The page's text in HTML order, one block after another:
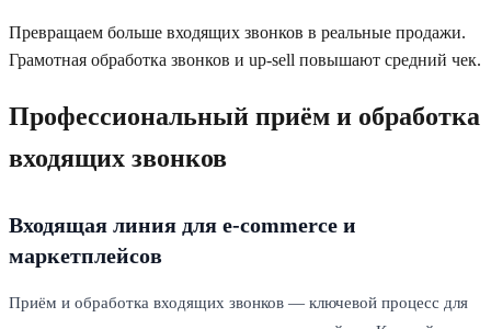
Превращаем больше входящих звонков в реальные продажи.
Грамотная обработка звонков и up-sell повышают средний чек.
Профессиональный приём и обработка
входящих звонков
Входящая линия для e-commerce и
маркетплейсов
Приём и обработка входящих звонков — ключевой процесс для